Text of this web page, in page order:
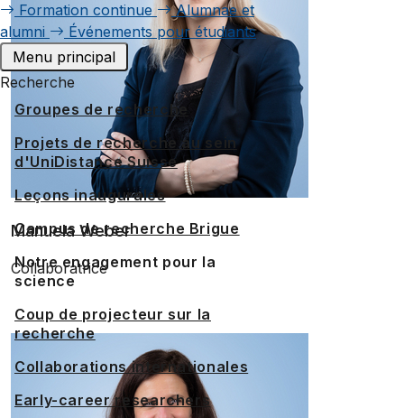
Formation continue
Alumnae et
alumni
Événements pour étudiants
Menu principal
Recherche
Groupes de recherche
Projets de recherche au sein
d'UniDistance Suisse
Leçons inaugurales
Campus de recherche Brigue
Notre engagement pour la
science
Coup de projecteur sur la
recherche
Collaborations internationales
Early-career researchers
Manuela Weber
Collaboratrice